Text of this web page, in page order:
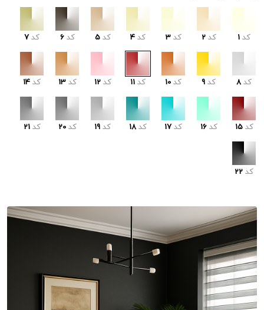
کد 1 کد 2 کد 3 کد 4 کد 5 کد 6 کد 7
کد 8 کد 9 کد 10 کد 11 کد 12 کد 13 کد 14
کد 15 کد 16 کد 17 کد 18 کد 19 کد 20 کد 21
کد 22